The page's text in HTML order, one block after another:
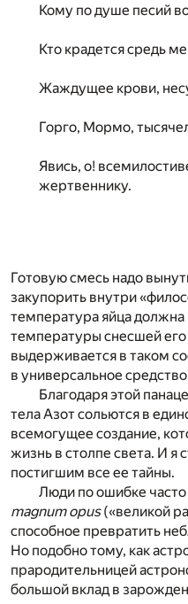
Кому по душе песий
Кто крадется средь
Жаждущее крови,
Горго, Мормо,
Явись, о!
жертвеннику.
Готовую смесь надо
закупорить внутри
температура яйца
температуры снесшей
выдерживается в таком
в универсальное
Благодаря этой
тела Азот сольются в
всемогущее создание,
жизнь в столпе света. И я
постигшим все ее тайны.
Люди по ошибке
magnum opus(«великой
способное превратить
Но подобно тому, как
прародительницей
большой вклад в